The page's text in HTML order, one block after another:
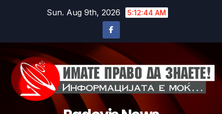
Sun. Aug 9th, 2026 5:12:47 AM